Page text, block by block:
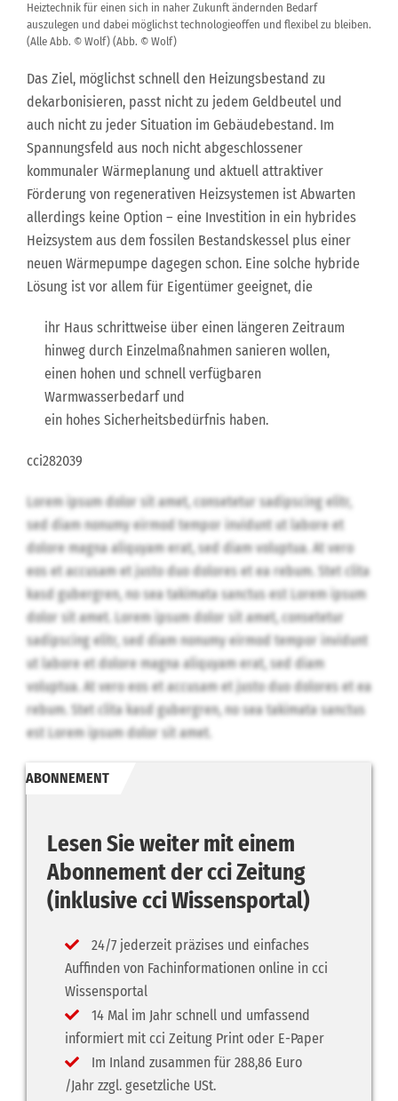
Heiztechnik für einen sich in naher Zukunft ändernden Bedarf
auszulegen und dabei möglichst technologieoffen und flexibel zu bleiben.
(Alle Abb. © Wolf) (Abb. © Wolf)
Das Ziel, möglichst schnell den Heizungsbestand zu
dekarbonisieren, passt nicht zu jedem Geldbeutel und
auch nicht zu jeder Situation im Gebäudebestand. Im
Spannungsfeld aus noch nicht abgeschlossener
kommunaler Wärmeplanung und aktuell attraktiver
Förderung von regenerativen Heizsystemen ist Abwarten
allerdings keine Option – eine Investition in ein hybrides
Heizsystem aus dem fossilen Bestandskessel plus einer
neuen Wärmepumpe dagegen schon. Eine solche hybride
Lösung ist vor allem für Eigentümer geeignet, die
ihr Haus schrittweise über einen längeren Zeitraum
hinweg durch Einzelmaßnahmen sanieren wollen,
einen hohen und schnell verfügbaren
Warmwasserbedarf und
ein hohes Sicherheitsbedürfnis haben.
cci282039
Lorem ipsum dolor sit amet, consetetur sadipscing elitr,
sed diam nonumy eirmod tempor invidunt ut labore et
dolore magna aliquyam erat, sed diam voluptua. At vero
eos et accusam et justo duo dolores et ea rebum. Stet clita
kasd gubergren, no sea takimata sanctus est Lorem ipsum
dolor sit amet. Lorem ipsum dolor sit amet, consetetur
sadipscing elitr, sed diam nonumy eirmod tempor invidunt
ut labore et dolore magna aliquyam erat, sed diam
voluptua. At vero eos et accusam et justo duo dolores et ea
rebum. Stet clita kasd gubergren, no sea takimata sanctus
est Lorem ipsum dolor sit amet.
ABONNEMENT
Lesen Sie weiter mit einem
Abonnement der cci Zeitung
(inklusive cci Wissensportal)
24/7 jederzeit präzises und einfaches
Auffinden von Fachinformationen online in cci
Wissensportal
14 Mal im Jahr schnell und umfassend
informiert mit cci Zeitung Print oder E-Paper
Im Inland zusammen für 288,86 Euro
/Jahr zzgl. gesetzliche USt.